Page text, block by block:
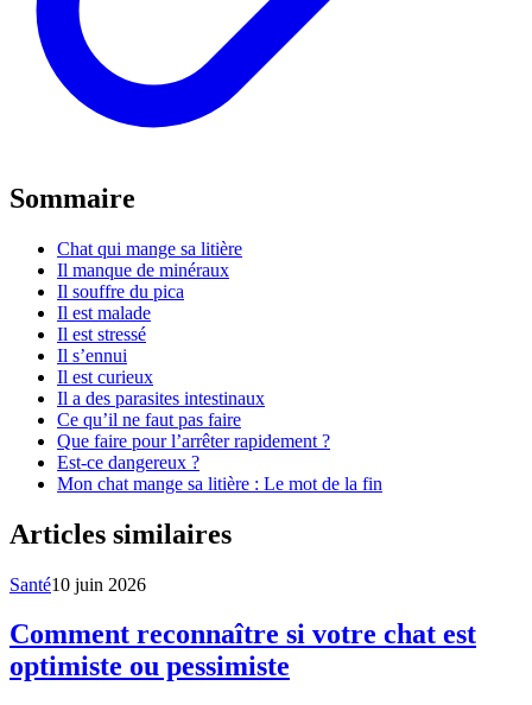
Sommaire
Chat qui mange sa litière
Il manque de minéraux
Il souffre du pica
Il est malade
Il est stressé
Il s’ennui
Il est curieux
Il a des parasites intestinaux
Ce qu’il ne faut pas faire
Que faire pour l’arrêter rapidement ?
Est-ce dangereux ?
Mon chat mange sa litière : Le mot de la fin
Articles similaires
Santé10 juin 2026
Comment reconnaître si votre chat est
optimiste ou pessimiste